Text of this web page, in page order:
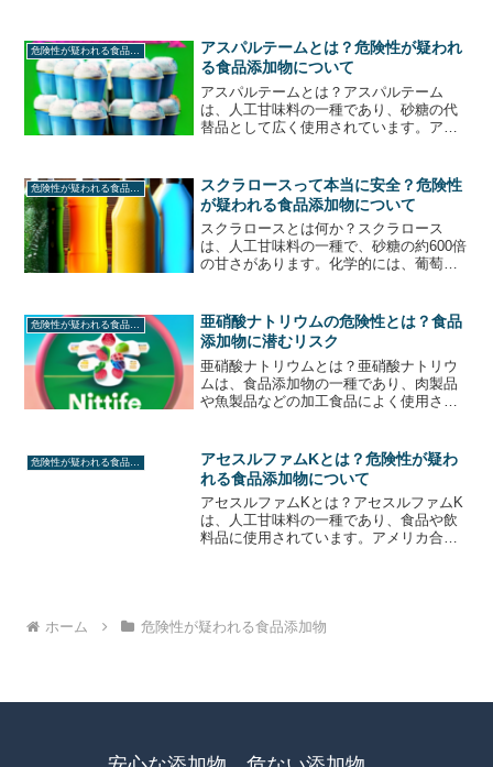
果たしています。しかし、ソルビン酸カ
リウムには健康に悪影響を...
危険性が疑われる食品添加物
アスパルテームとは？危険性が疑われ
る食品添加物について
アスパルテームとは？アスパルテーム
は、人工甘味料の一種であり、砂糖の代
替品として広く使用されています。アス
されており、低カロリーであるため、ダ
イエット飲料や食品、お菓子...
スクラロースって本当に安全？危険性
が疑われる食品添加物について
スクラロースとは何か？スクラロース
は、人工甘味料の一種で、砂糖の約600倍
の甘さがあります。化学的には、葡萄糖
り、糖尿病患者やダイエット中の人々に
とっては魅力的な代替品と...
危険性が疑われる食品添加物
亜硝酸ナトリウムの危険性とは？食品
添加物に潜むリスク
亜硝酸ナトリウムとは？亜硝酸ナトリウ
ムは、食品添加物の一種であり、肉製品
や魚製品などの加工食品によく使用され
しかし、亜硝酸ナトリウムは、加熱や消
化によって亜硝酸に変化し...
アセスルファムKとは？危険性が疑わ
れる食品添加物について
アセスルファムKとは？アセスルファムK
は、人工甘味料の一種であり、食品や飲
料品に使用されています。アメリカ合衆
ホーム
危険性が疑われる食品添加物